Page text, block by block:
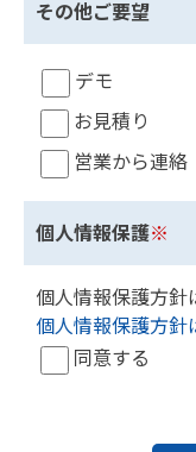
その他ご要望
デモ
お見積り
営業から連絡
個人情報保護※
個人情報保護方針
個人情報保護方針
同意する